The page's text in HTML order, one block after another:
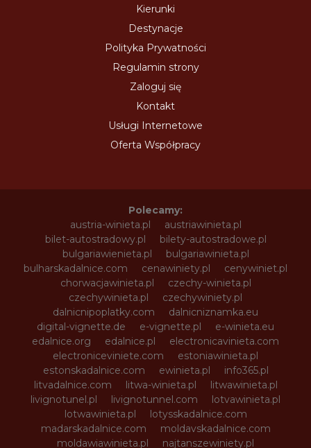
Kierunki
Destynacje
Polityka Prywatności
Regulamin strony
Zaloguj się
Kontakt
Usługi Internetowe
Oferta Współpracy
Polecamy:
austria-winieta.pl
austriawinieta.pl
bilet-autostradowy.pl
bilety-autostradowe.pl
bulgariawienieta.pl
bulgariawinieta.pl
bulharskadalnice.com
cenawiniety.pl
cenywiniet.pl
chorwacjawinieta.pl
czechy-winieta.pl
czechywinieta.pl
czechywiniety.pl
dalnicnipoplatky.com
dalnicniznamka.eu
digital-vignette.de
e-vignette.pl
e-winieta.eu
edalnice.org
edalnice.pl
electronicavinieta.com
electroniceviniete.com
estoniawinieta.pl
estonskadalnice.com
ewinieta.pl
info365.pl
litvadalnice.com
litwa-winieta.pl
litwawinieta.pl
livignotunel.pl
livignotunnel.com
lotvawinieta.pl
lotwawinieta.pl
lotysskadalnice.com
madarskadalnice.com
moldavskadalnice.com
moldawiawinieta.pl
najtanszewiniety.pl